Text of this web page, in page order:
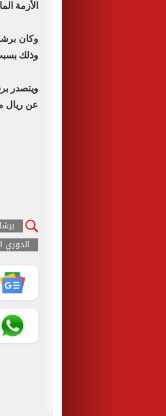
الأزمة
وكان
وذلك
عن ريال
الدوري